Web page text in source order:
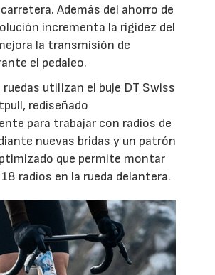
Además del ahorro de
incrementa la rigidez del
la transmisión de
el pedaleo.
ruedas utilizan el buje DT Swiss
rediseñado
para trabajar con radios de
nuevas bridas y un patrón
que permite montar
radios en la rueda delantera.